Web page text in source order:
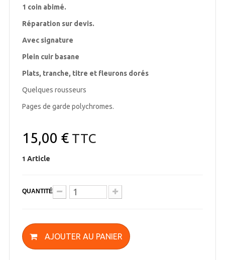
1 coin abimé.
Réparation sur devis.
Avec signature
Plein cuir basane
Plats, tranche, titre et fleurons dorés
Quelques rousseurs
Pages de garde polychromes.
15,00 €TTC
1 Article
QUANTITÉ
AJOUTER AU PANIER